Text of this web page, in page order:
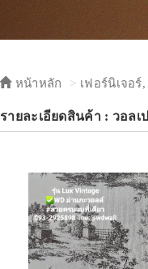
หน้าหลัก เฟอร์นิเจอ
รายละเอียดสินค้า : วอล